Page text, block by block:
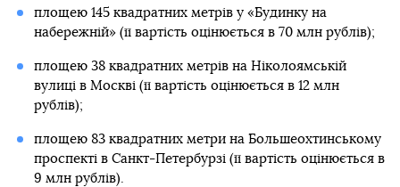
площею 145 квадратних метрів у «Будинку на
набережній» (її вартість оцінюється в 70 млн рублів);
площею 38 квадратних метрів на Ніколоямській
вулиці в Москві (її вартість оцінюється в 12 млн
рублів);
площею 83 квадратних метри на Большеохтинському
проспекті в Санкт-Петербурзі (її вартість оцінюється в
9 млн рублів).